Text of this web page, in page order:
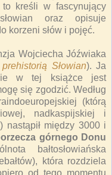
kreśli w fascynujący
oraz opisuje
korzeni słów i pojęć.
Wojciecha Jóźwiaka
Słowian). Ja
w tej książce jest
się zgodzić. Według
(którą
nadkaspijskiej i
nastąpił między 3000 i
górnego Donu
bałtosłowiańska
która rozdziela
od tego momentu